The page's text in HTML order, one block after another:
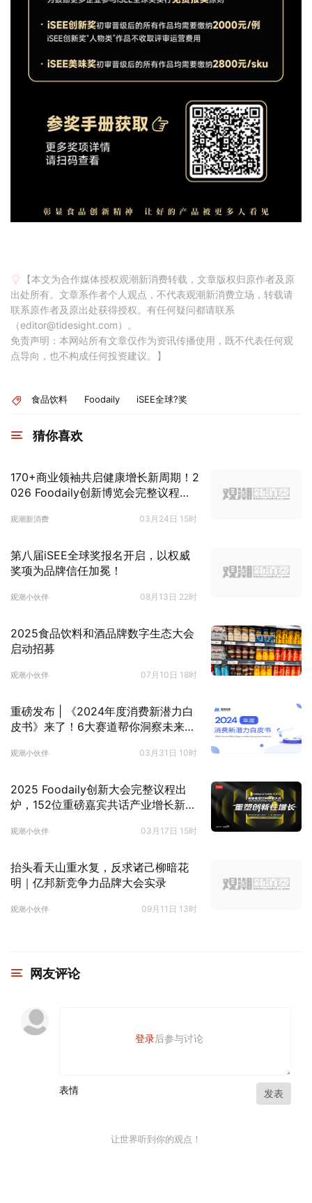
【本文为合作媒体授权观潮新消费转载，文章版权归原作者及原
出处所有。文章系作者个人观点，不代表观潮新消费立场，转载请
联系原作者及原出处获得授权。有任何疑问都请联系
（editor@tidesight.com）。
免责声明：本网站所有文章仅作为资讯传播使用，既不代表任何观
点导向，也不构成任何投资建议。】
食品饮料 Foodaily iSEE全球?奖
猜你喜欢
170+商业领袖共启健康增长新周期！2
026 Foodaily创新博览会完整议程发
观潮新消费 03月24日 15时
第八届iSEE全球奖报名开启，以权威
奖项为品牌信任加冕！
观潮小伙伴 08月13日 22时
2025食品饮料和酒品牌数字生态大会
启动招募
观潮小伙伴 07月10日 18时
重磅发布 | 《2024年度消费新潜力白
皮书》来了！6大赛道帮你洞察未来消
观潮小伙伴 03月31日 10时
2025 Foodaily创新大会完整议程出
炉，152位重磅嘉宾共话产业增长新生
观潮小伙伴 03月17日 15时
抬头看天山重水复，反求诸己柳暗花
明｜亿邦新竞争力品牌大会实录
观潮小伙伴 09月11日 13时
网友评论
登录后参与讨论
表情 发表
让世界听到你的观点！